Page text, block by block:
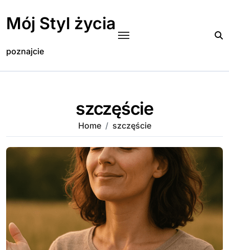
content
Mój Styl życia
poznajcie
szczęście
Home szczęście